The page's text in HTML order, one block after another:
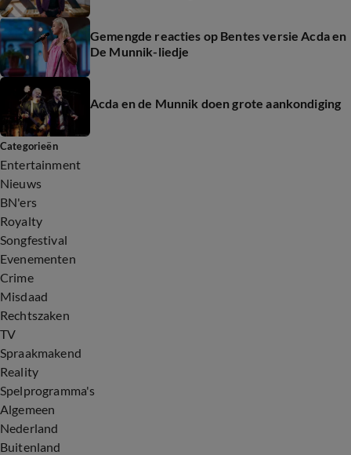
Gemengde reacties op Bentes versie Acda en
De Munnik-liedje
Acda en de Munnik doen grote aankondiging
Categorieën
Entertainment
Nieuws
BN'ers
Royalty
Songfestival
Evenementen
Crime
Misdaad
Rechtszaken
TV
Spraakmakend
Reality
Spelprogramma's
Algemeen
Nederland
Buitenland